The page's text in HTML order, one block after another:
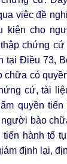
việc đề
kiện cho
chứng
tại Điều 73,
có
cứ, tài
quyền tiến
bào
hành tố
định lại,